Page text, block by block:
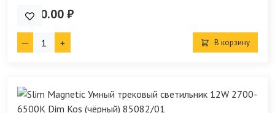
1 640.00 ₽
В корзину